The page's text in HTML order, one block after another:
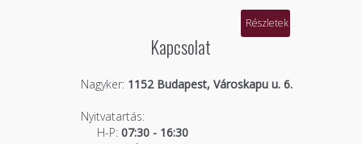
Részletek
Kapcsolat
Nagyker:1152 Budapest, Városkapu u. 6.
Nyitvatartás:
H-P:07:30 - 16:30